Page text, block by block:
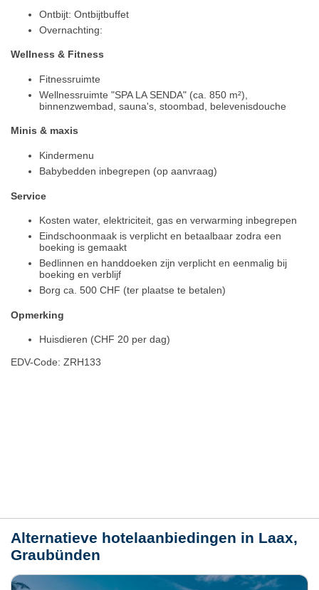
Ontbijt: Ontbijtbuffet
Overnachting:
Wellness & Fitness
Fitnessruimte
Wellnessruimte "SPA LA SENDA" (ca. 850 m²),
binnenzwembad, sauna's, stoombad, belevenisdouche
Minis & maxis
Kindermenu
Babybedden inbegrepen (op aanvraag)
Service
Kosten water, elektriciteit, gas en verwarming inbegrepen
Eindschoonmaak is verplicht en betaalbaar zodra een
boeking is gemaakt
Bedlinnen en handdoeken zijn verplicht en eenmalig bij
boeking en verblijf
Borg ca. 500 CHF (ter plaatse te betalen)
Opmerking
Huisdieren (CHF 20 per dag)
EDV-Code: ZRH133
Alternatieve hotelaanbiedingen in Laax,
Graubünden